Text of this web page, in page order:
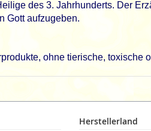
des 3. Jahrhunderts. Der
Gott aufzugeben.
ohne tierische, toxische
Herstellerland